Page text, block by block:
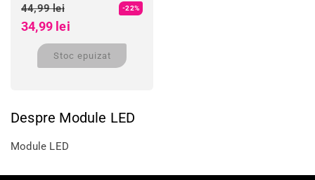
Preț obișnuit
44,99 lei -22%
Preț redus
34,99 lei
Stoc epuizat
Despre Module LED
Module LED